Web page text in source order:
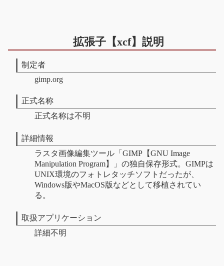
拡張子【xcf】説明
制定者
gimp.org
正式名称
正式名称は不明
詳細情報
ラスタ画像編集ツール「GIMP【GNU Image
Manipulation Program】」の独自保存形式。GIMPは
UNIX環境のフォトレタッチソフトだったが、
Windows版やMacOS版などとして移植されてい
る。
取扱アプリケーション
詳細不明